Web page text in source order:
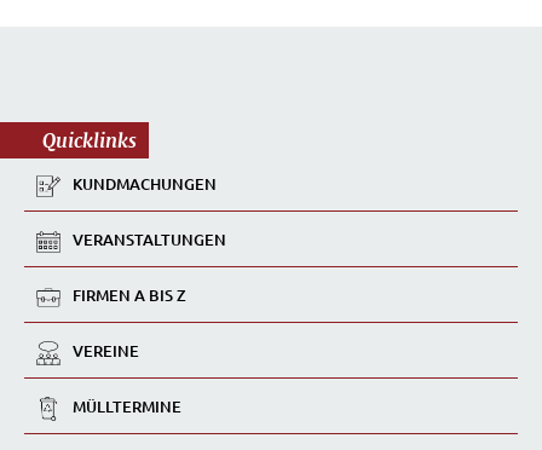
Quicklinks
KUNDMACHUNGEN
VERANSTALTUNGEN
FIRMEN A BIS Z
VEREINE
MÜLLTERMINE